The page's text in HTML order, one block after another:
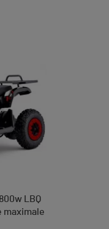
LBQ
maximale